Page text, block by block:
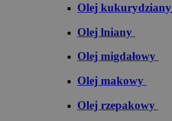
Olej kukurydziany
Olej lniany
Olej migdałowy
Olej makowy
Olej rzepakowy